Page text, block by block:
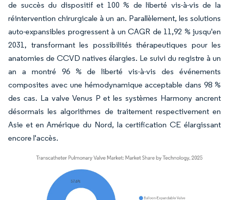
de succès du dispositif et 100 % de liberté vis-à-vis de la
réintervention chirurgicale à un an. Parallèlement, les solutions
auto-expansibles progressent à un CAGR de 11,92 % jusqu'en
2031, transformant les possibilités thérapeutiques pour les
anatomies de CCVD natives élargies. Le suivi du registre à un
an a montré 96 % de liberté vis-à-vis des événements
composites avec une hémodynamique acceptable dans 98 %
des cas. La valve Venus P et les systèmes Harmony ancrent
désormais les algorithmes de traitement respectivement en
Asie et en Amérique du Nord, la certification CE élargissant
encore l'accès.